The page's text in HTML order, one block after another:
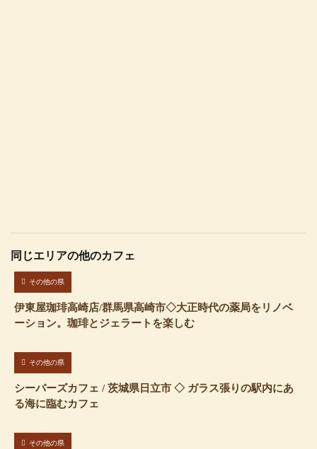
同じエリアの他のカフェ
その他の県
伊東屋珈琲高崎店/群馬県高崎市◇大正時代の薬局をリノベ
ーション。珈琲とジェラートを楽しむ
その他の県
シーバーズカフェ / 茨城県日立市 ◇ ガラス張りの駅内にあ
る海に臨むカフェ
その他の県